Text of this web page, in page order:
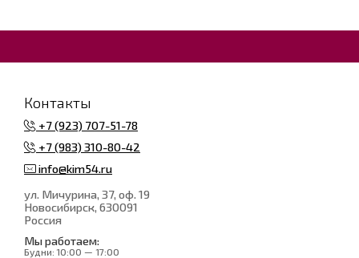
Контакты
+7 (923) 707-51-78
+7 (983) 310-80-42
info@kim54.ru
ул. Мичурина, 37, оф. 19
Новосибирск, 630091
Россия
Мы работаем:
Будни: 10:00 — 17:00